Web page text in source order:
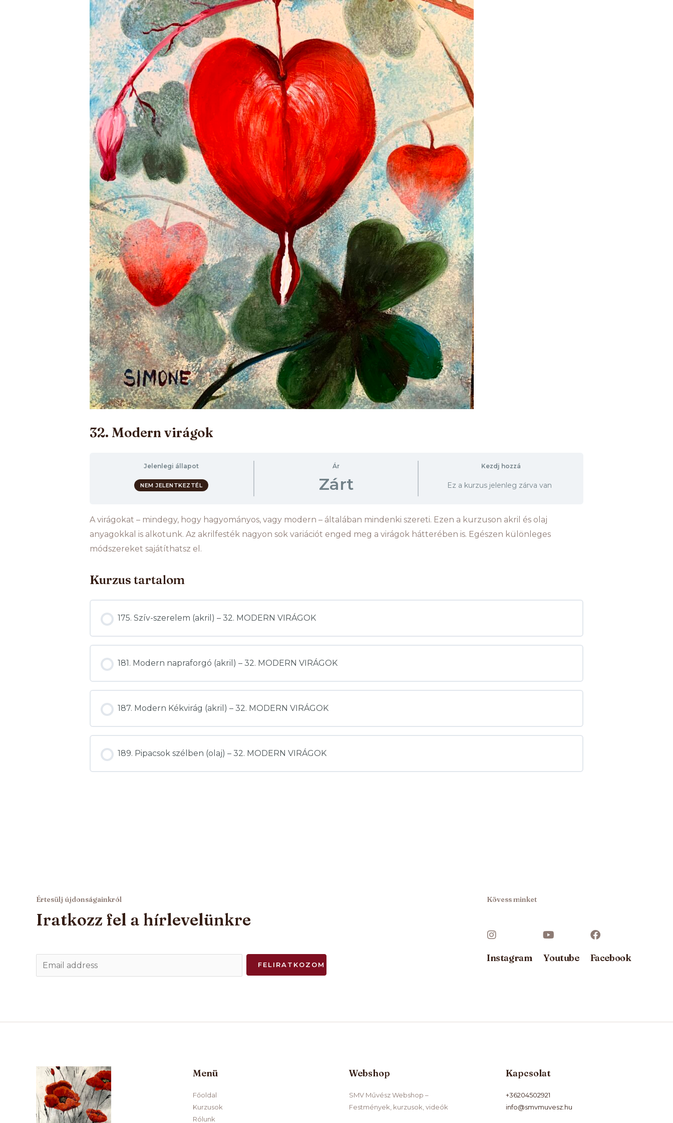
32. Modern virágok
Jelenlegi állapot
NEM JELENTKEZTÉL
Ár
Zárt
Kezdj hozzá
Ez a kurzus jelenleg zárva van
A virágokat – mindegy, hogy hagyományos, vagy modern – általában mindenki szereti. Ezen a kurzuson akril és olaj
anyagokkal is alkotunk. Az akrilfesték nagyon sok variációt enged meg a virágok hátterében is. Egészen különleges
módszereket sajátíthatsz el.
Kurzus tartalom
175. Szív-szerelem (akril) – 32. MODERN VIRÁGOK
181. Modern napraforgó (akril) – 32. MODERN VIRÁGOK
187. Modern Kékvirág (akril) – 32. MODERN VIRÁGOK
189. Pipacsok szélben (olaj) – 32. MODERN VIRÁGOK
Értesülj újdonságainkról
Iratkozz fel a hírlevelünkre
m
FELIRATKOZOM
Kövess minket
Instagram Youtube Facebook
Menü
Főoldal
Kurzusok
Rólunk
Webshop
SMV Művész Webshop –
Festmények, kurzusok, videók
Kapcsolat
+36204502921
info@smvmuvesz.hu